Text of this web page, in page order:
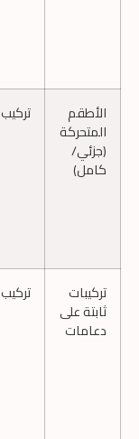
الأطقم
المتحركة
(جزئي/
كامل)
تركيب
تركيبات
ثابتة على
دعامات
تركيب